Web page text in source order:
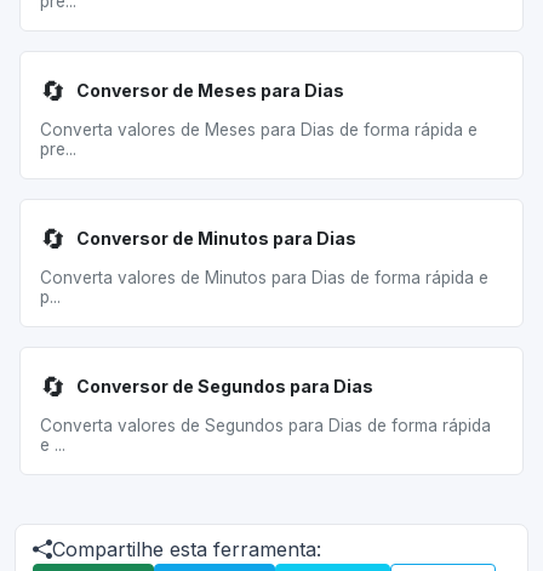
🔄 Conversor de Meses para Dias
Converta valores de Meses para Dias de forma rápida e
pre...
🔄 Conversor de Minutos para Dias
Converta valores de Minutos para Dias de forma rápida e
p...
🔄 Conversor de Segundos para Dias
Converta valores de Segundos para Dias de forma rápida
e ...
Compartilhe esta ferramenta: